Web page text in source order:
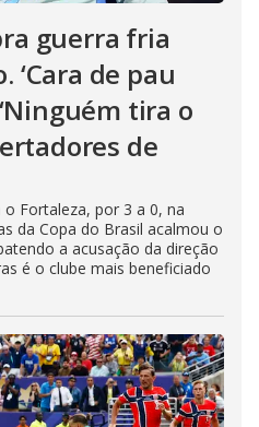
guerra fria
‘Cara de pau
tira o
de
o Fortaleza, por 3 a 0, na
da Copa do Brasil acalmou o
a acusação da direção
é o clube mais beneficiado